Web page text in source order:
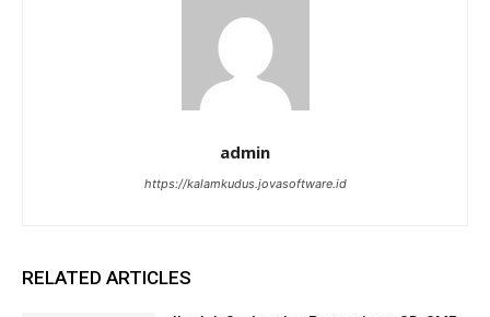
admin
https://kalamkudus.jovasoftware.id
RELATED ARTICLES